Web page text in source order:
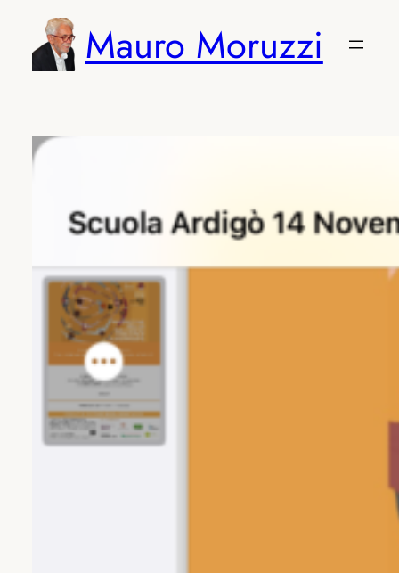
contenuto
Mauro Moruzzi